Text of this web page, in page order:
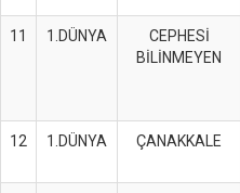
11 1.DÜNYA
CEPHESİ
BİLİNMEYEN
12 1.DÜNYA ÇANAKKALE